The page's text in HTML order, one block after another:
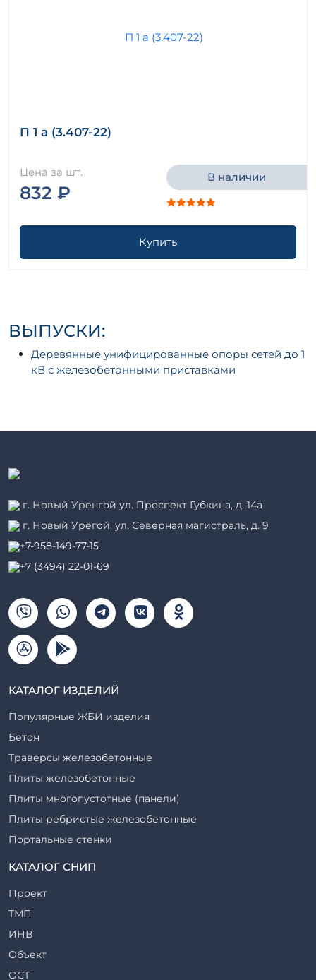
П 1 а (3.407-22)
Цена за шт.
832 ₽
В наличии
Купить
ВЫПУСКИ:
Деревянные унифицированные опоры сетей до 1
кВ с железобетонными приставками
г. Новый Уренгой ул. Проспект Губкина, д. 14а
г. Новый Урегой, ул. Северная магистраль, д. 9
+7-958-149-77-15
+7 (3494) 22-01-69
КАТАЛОГ ИЗДЕЛИЙ
Популярные ЖБИ изделия
Бетон
Траверсы железобетонные
Плиты железобетонные
Плиты многопустотные (панели)
Плиты ребристые железобетонные
Портальные стенки
Прогоны железобетонные
Ригели железобетонные
Сваи железобетонные
Стеновые блоки
Стойки железобетонные
КАТАЛОГ СНИП
Проект
ТМП
ИНВ
Объект
ОСТ